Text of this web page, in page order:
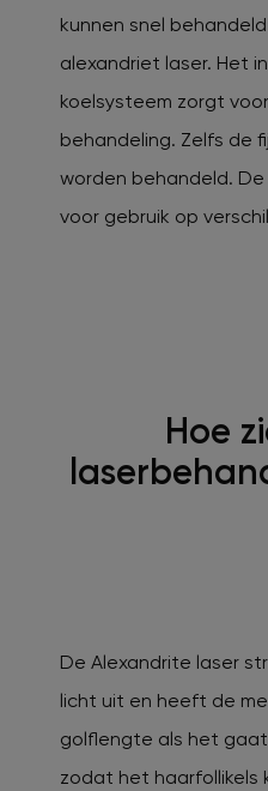
kunnen snel
alexandriet laser. Het
koelsysteem zorgt
behandeling. Zelfs de
worden behandeld. De
voor gebruik op
Hoe
De Alexandrite laser
licht uit en heeft de
golflengte als het
zodat het haarfollikels